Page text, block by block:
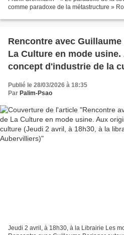
comme paradoxe de la métastructure »
Rencontre avec
La Culture en mode
concept d'industrie de la
18h30, à la librairie Les
Aubervilliers)
Publié le 28/03/2026 à 18:35
Par Palim-Psao
Jeudi 2 avril, à 18h30, à la Librairie Les